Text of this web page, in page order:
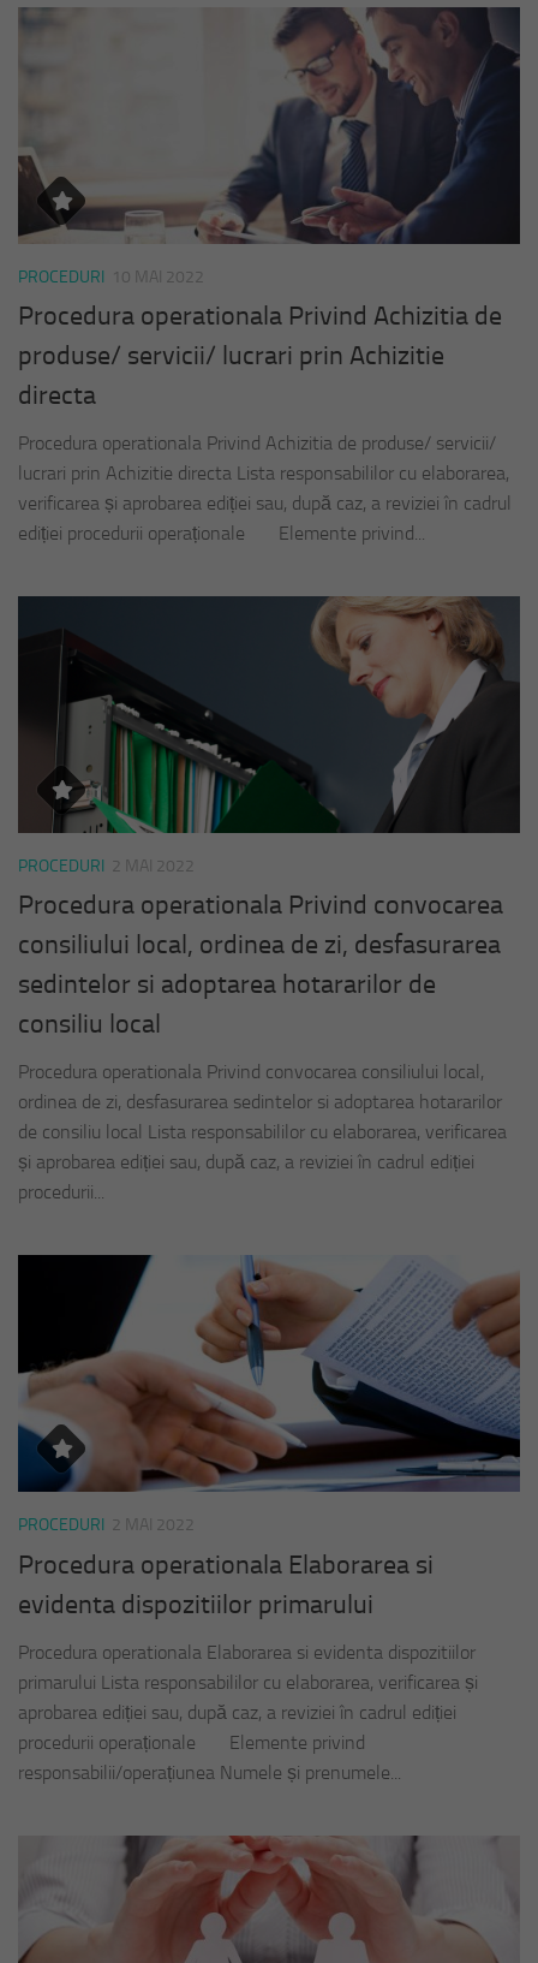
PROCEDURI 10 MAI 2022
Procedura operationala Privind Achizitia de
produse/ servicii/ lucrari prin Achizitie
directa
Procedura operationala Privind Achizitia de produse/ servicii/
lucrari prin Achizitie directa Lista responsabililor cu elaborarea,
verificarea și aprobarea ediției sau, după caz, a reviziei în cadrul
ediției procedurii operaționale Elemente privind...
PROCEDURI 2 MAI 2022
Procedura operationala Privind convocarea
consiliului local, ordinea de zi, desfasurarea
sedintelor si adoptarea hotararilor de
consiliu local
Procedura operationala Privind convocarea consiliului local,
ordinea de zi, desfasurarea sedintelor si adoptarea hotararilor
de consiliu local Lista responsabililor cu elaborarea, verificarea
și aprobarea ediției sau, după caz, a reviziei în cadrul ediției
procedurii...
PROCEDURI 2 MAI 2022
Procedura operationala Elaborarea si
evidenta dispozitiilor primarului
Procedura operationala Elaborarea si evidenta dispozitiilor
primarului Lista responsabililor cu elaborarea, verificarea și
aprobarea ediției sau, după caz, a reviziei în cadrul ediției
procedurii operaționale Elemente privind
responsabilii/operațiunea Numele și prenumele...